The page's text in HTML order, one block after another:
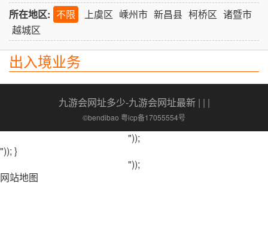
所在地区: 不限 上虞区 嵊州市 新昌县 柯桥区 诸暨市
越城区
出入境业务
九游会网址多少-九游会网址最新| | |
©bendibao 粤icp备17055554号
"));
")); }
"));
网站地图